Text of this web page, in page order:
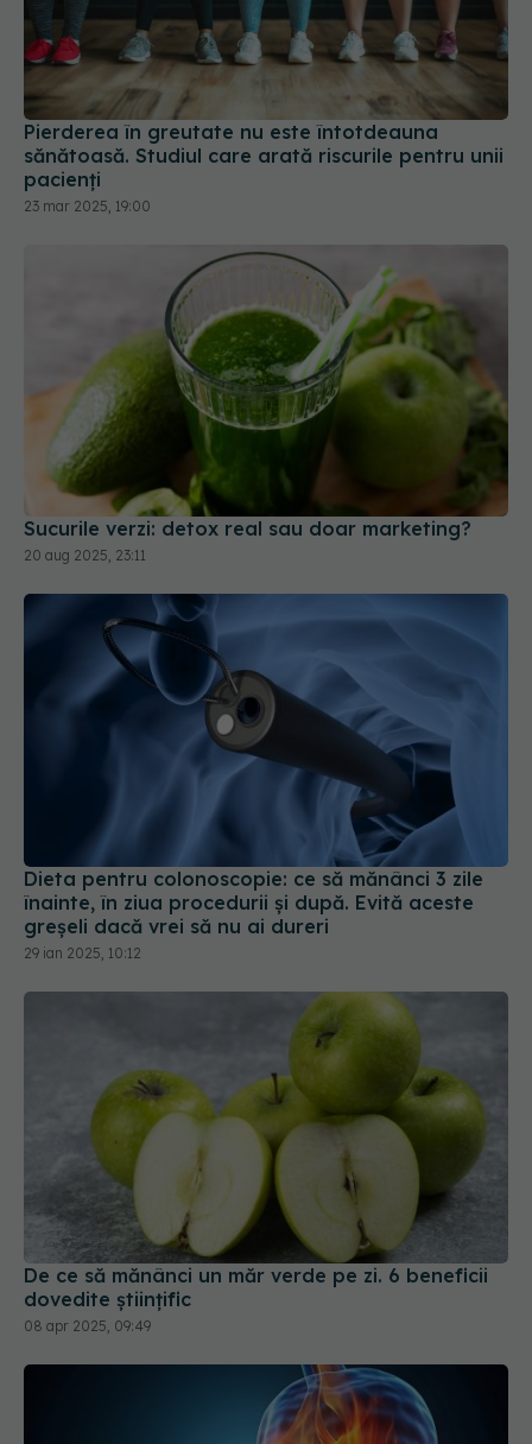
Pierderea în greutate nu este întotdeauna
sănătoasă. Studiul care arată riscurile pentru unii
pacienți
23 mar 2025, 19:00
Sucurile verzi: detox real sau doar marketing?
20 aug 2025, 23:11
Dieta pentru colonoscopie: ce să mănânci 3 zile
înainte, în ziua procedurii și după. Evită aceste
greșeli dacă vrei să nu ai dureri
29 ian 2025, 10:12
De ce să mănânci un măr verde pe zi. 6 beneficii
dovedite științific
08 apr 2025, 09:49